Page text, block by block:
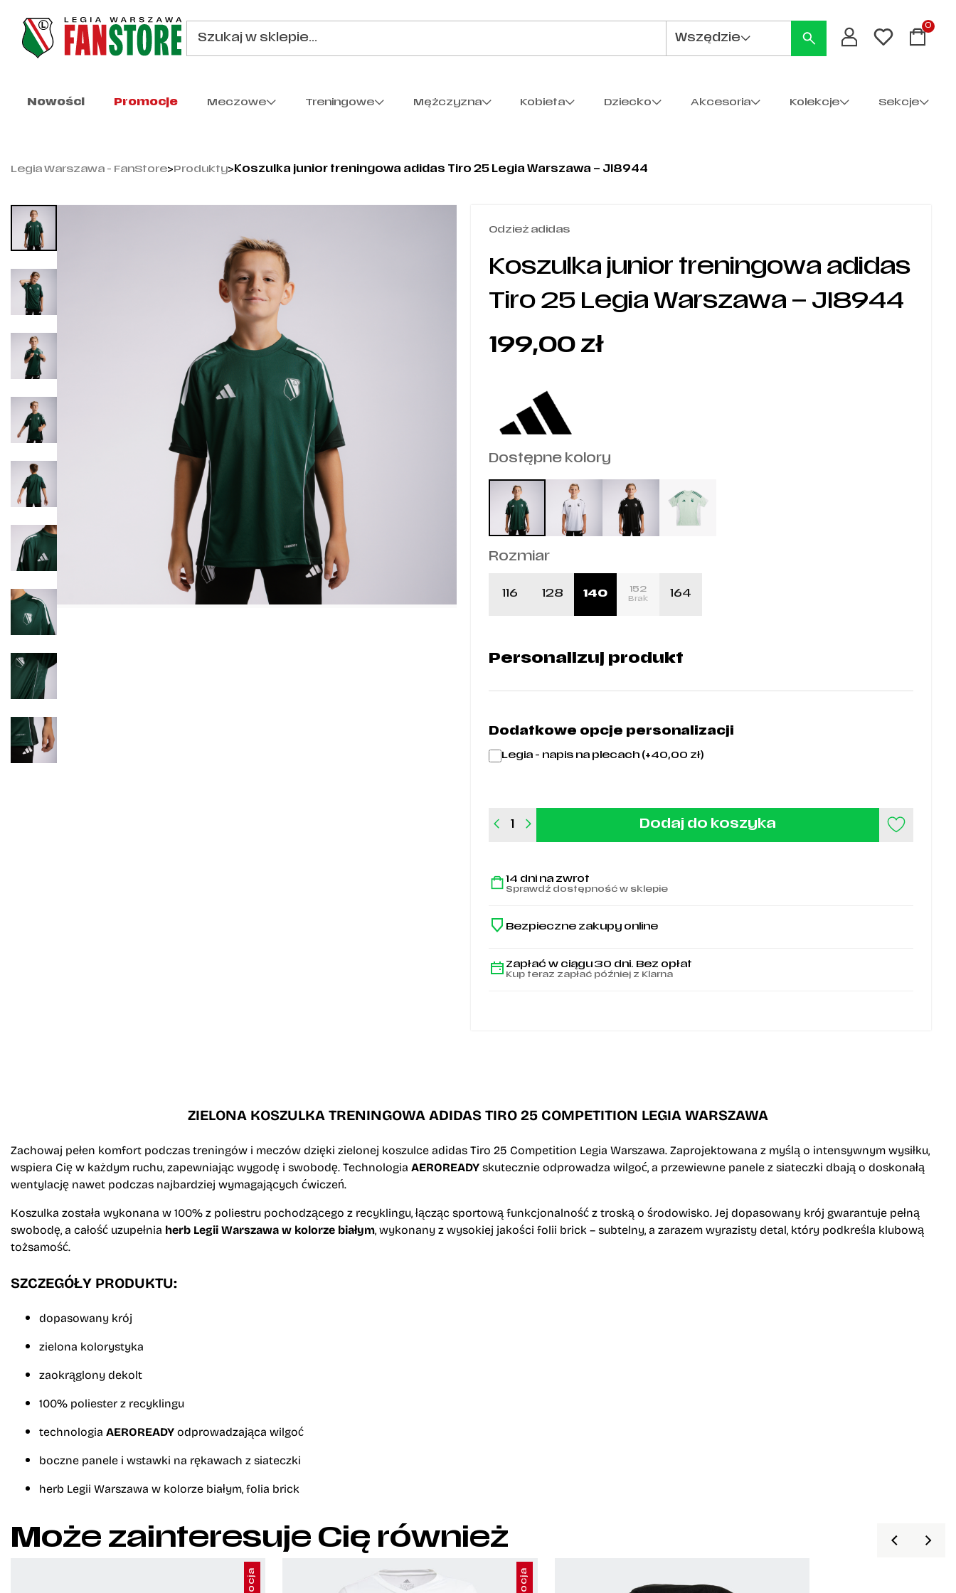
Wszędzie
0
Nowości Promocje Meczowe Treningowe Mężczyzna Kobieta Dziecko Akcesoria Kolekcje Sekcje
Legia Warszawa - FanStore>Produkty>Koszulka junior treningowa adidas Tiro 25 Legia Warszawa – JI8944
Odzież adidas
Koszulka junior treningowa adidas
Tiro 25 Legia Warszawa – JI8944
199,00 zł
Dostępne kolory
Rozmiar
116 128 140 152
Brak 164
Personalizuj produkt
Dodatkowe opcje personalizacji
Legia - napis na plecach (+40,00 zł)
ilość
Koszulka
adidas
Tiro
Legia
Warszawa
JI8944
Dodaj do koszyka
14 dni na zwrot
Sprawdź dostępność w sklepie
Bezpieczne zakupy online
Zapłać w ciągu 30 dni. Bez opłat
Kup teraz zapłać później z Klarna
ZIELONA KOSZULKA TRENINGOWA ADIDAS TIRO 25 COMPETITION LEGIA WARSZAWA
Zachowaj pełen komfort podczas treningów i meczów dzięki zielonej koszulce adidas Tiro 25 Competition Legia Warszawa. Zaprojektowana z myślą o intensywnym wysiłku,
wspiera Cię w każdym ruchu, zapewniając wygodę i swobodę. Technologia AEROREADYskutecznie odprowadza wilgoć, a przewiewne panele z siateczki dbają o doskonałą
wentylację nawet podczas najbardziej wymagających ćwiczeń.
Koszulka została wykonana w 100% z poliestru pochodzącego z recyklingu, łącząc sportową funkcjonalność z troską o środowisko. Jej dopasowany krój gwarantuje pełną
swobodę, a całość uzupełnia herb Legii Warszawa w kolorze białym, wykonany z wysokiej jakości folii brick – subtelny, a zarazem wyrazisty detal, który podkreśla klubową
tożsamość.
SZCZEGÓŁY PRODUKTU:
dopasowany krój
zielona kolorystyka
zaokrąglony dekolt
100% poliester z recyklingu
technologia AEROREADYodprowadzająca wilgoć
boczne panele i wstawki na rękawach z siateczki
herb Legii Warszawa w kolorze białym, folia brick
Może zainteresuje Cię również